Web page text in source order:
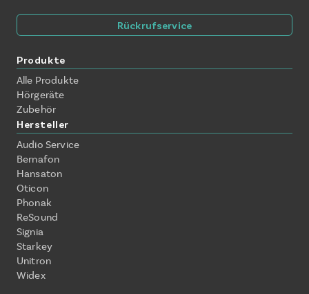
Rückrufservice
Produkte
Alle Produkte
Hörgeräte
Zubehör
Hersteller
Audio Service
Bernafon
Hansaton
Oticon
Phonak
ReSound
Signia
Starkey
Unitron
Widex